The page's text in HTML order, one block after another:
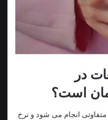
در
است؟
متفاوتی انجام می شود و نرخ